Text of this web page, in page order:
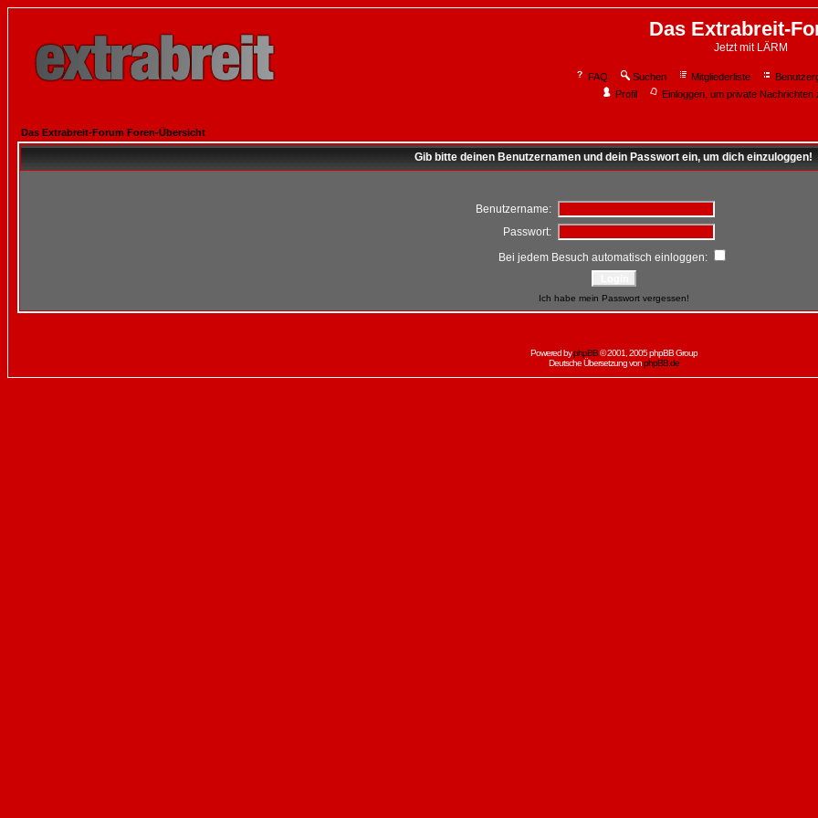
Das Extrabreit-
Jetzt mit LÄRM
FAQ Suchen Mitgliederliste
Profil
Einloggen, um private Nachrichten
Das Extrabreit-Forum Foren-Übersicht
Gib bitte deinen Benutzernamen und dein Passwort ein, um dich einzuloggen!
Benutzername:
Passwort:
Bei jedem Besuch automatisch einloggen:
Ich habe mein Passwort vergessen!
Powered byphpBB© 2001, 2005 phpBB Group
Deutsche Übersetzung vonphpBB.de